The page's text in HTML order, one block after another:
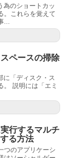
為のショートカッ
。これらを覚えて
ペースの掃除
に「ディスク・ス
。 説明には「エミ
行するマルチ
る方法
つのアプリケーシ